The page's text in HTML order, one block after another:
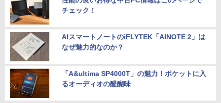
チェック！
AIスマートノートのiFLYTEK「AINOTE 2」は
なぜ魅力的なのか？
「A&ultima SP4000T」の魅力！ポケットに入
るオーディオの醍醐味